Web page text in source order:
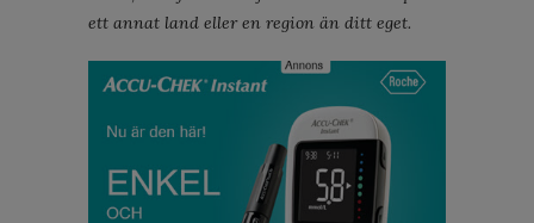
ett annat land eller en region än ditt eget.